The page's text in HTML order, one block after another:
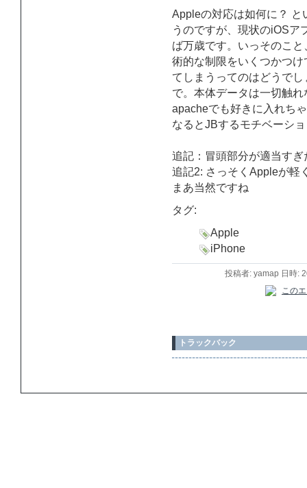
Appleの対応は如何に？ と
うのですが、現状のiOSア
ば万歳です。いっそのこ
術的な制限をいくつかつ
てしまうってのはどうで
で。本体データは一切触
apacheでも好きに入れち
なるとJBするモチベーシ
追記：冒頭部分が適当す
追記2: さっそくAppleが軽
まあ当然ですね
タグ:
Apple
iPhone
投稿者: yamap 日時:
トラックバック